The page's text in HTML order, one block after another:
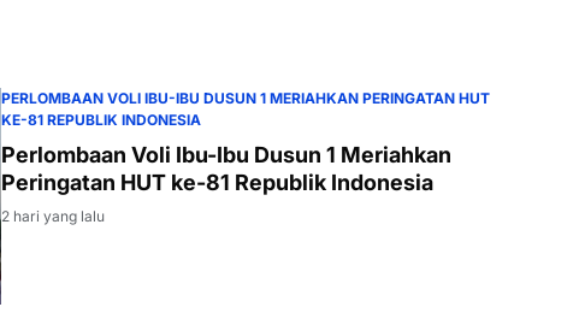
PERLOMBAAN VOLI IBU-IBU DUSUN 1 MERIAHKAN PERINGATAN HUT
KE-81 REPUBLIK INDONESIA
Perlombaan Voli Ibu-Ibu Dusun 1 Meriahkan
Peringatan HUT ke-81 Republik Indonesia
2 hari yang lalu